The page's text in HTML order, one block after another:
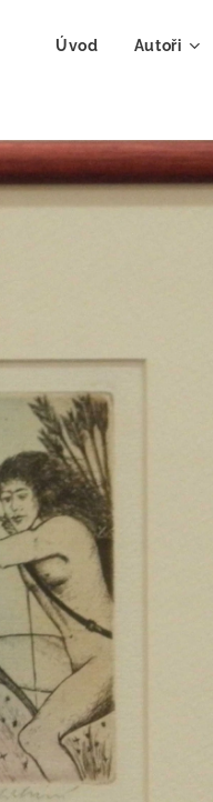
Úvod Autoři